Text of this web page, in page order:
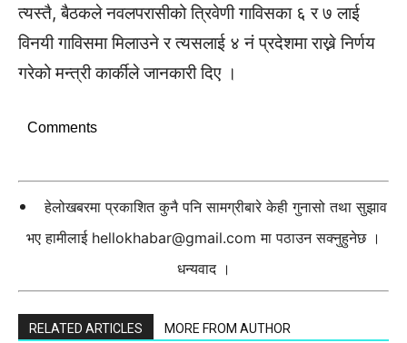
त्यस्तै, बैठकले नवलपरासीको त्रिवेणी गाविसका ६ र ७ लाई
विनयी गाविसमा मिलाउने र त्यसलाई ४ नं प्रदेशमा राख्ने निर्णय
गरेको मन्त्री कार्कीले जानकारी दिए ।
Comments
हेलोखबरमा प्रकाशित कुनै पनि सामग्रीबारे केही गुनासो तथा सुझाव
भए हामीलाई hellokhabar@gmail.com मा पठाउन सक्नुहुनेछ ।
धन्यवाद ।
RELATED ARTICLES MORE FROM AUTHOR